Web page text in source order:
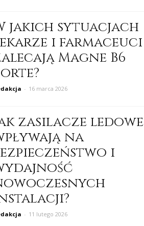
jakich sytuacjach
i farmaceuci
Magne B6
- 16 marca 2026
zasilacze ledowe
na
i
- 11 lutego 2026